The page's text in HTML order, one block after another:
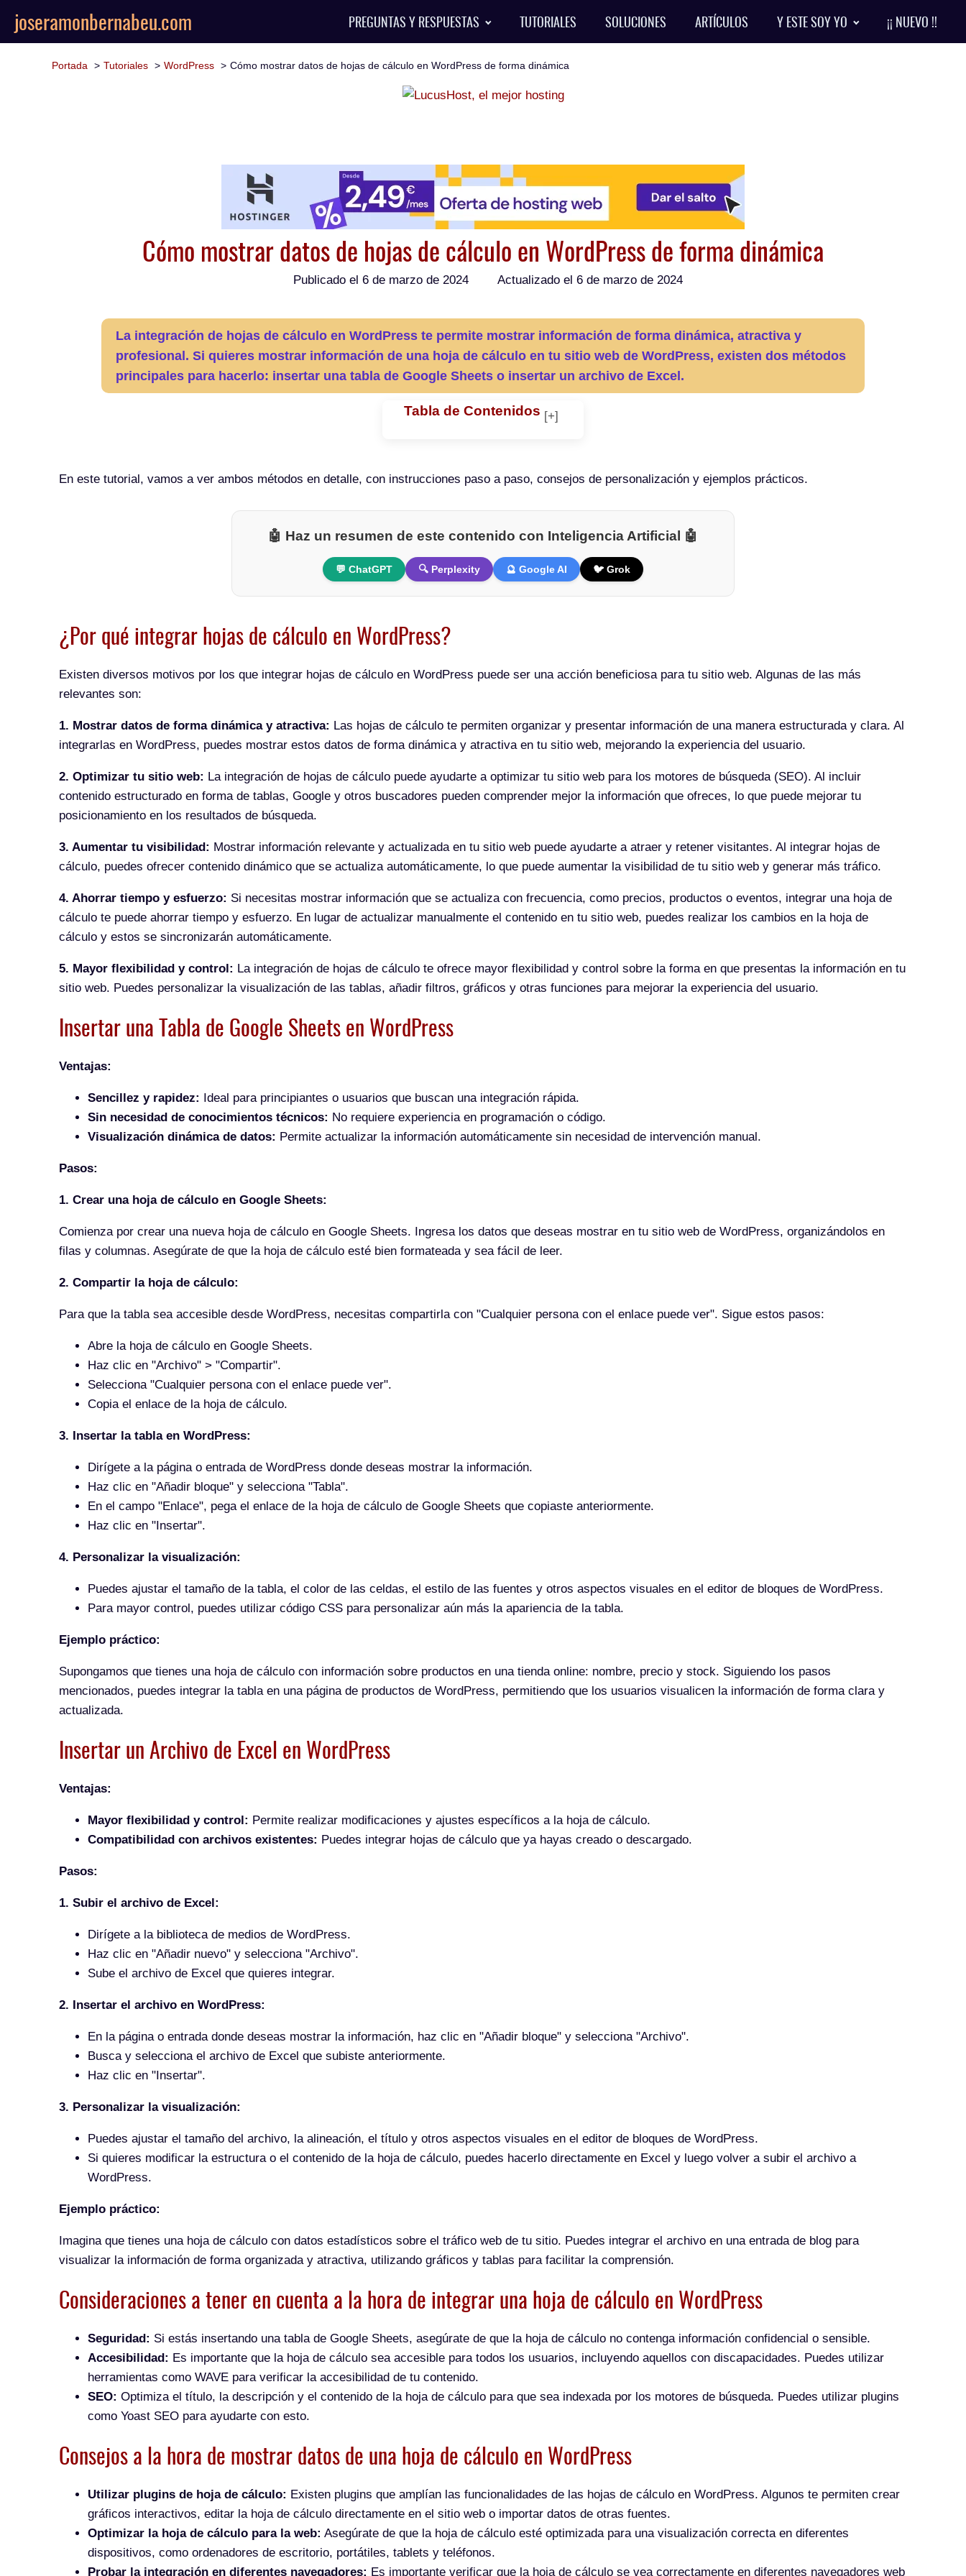
joseramonbernabeu.com PREGUNTAS Y RESPUESTAS TUTORIALES SOLUCIONES ARTÍCULOS Y ESTE SOY YO ¡¡ NUEVO !!
Portada Tutoriales WordPress Cómo mostrar datos de hojas de cálculo en WordPress de forma dinámica
Cómo mostrar datos de hojas de cálculo en WordPress de forma dinámica
Publicado el 6 de marzo de 2024 Actualizado el 6 de marzo de 2024
La integración de hojas de cálculo en WordPress te permite mostrar información de forma dinámica, atractiva y
profesional. Si quieres mostrar información de una hoja de cálculo en tu sitio web de WordPress, existen dos métodos
principales para hacerlo: insertar una tabla de Google Sheets o insertar un archivo de Excel.
Tabla de Contenidos
En este tutorial, vamos a ver ambos métodos en detalle, con instrucciones paso a paso, consejos de personalización y ejemplos prácticos.
🤖 Haz un resumen de este contenido con Inteligencia Artificial 🤖
💬 ChatGPT 🔍 Perplexity 🔮 Google AI 🐦 Grok
¿Por qué integrar hojas de cálculo en WordPress?
Existen diversos motivos por los que integrar hojas de cálculo en WordPress puede ser una acción beneficiosa para tu sitio web. Algunas de las más
relevantes son:
1. Mostrar datos de forma dinámica y atractiva: Las hojas de cálculo te permiten organizar y presentar información de una manera estructurada y clara. Al
integrarlas en WordPress, puedes mostrar estos datos de forma dinámica y atractiva en tu sitio web, mejorando la experiencia del usuario.
2. Optimizar tu sitio web: La integración de hojas de cálculo puede ayudarte a optimizar tu sitio web para los motores de búsqueda (SEO). Al incluir
contenido estructurado en forma de tablas, Google y otros buscadores pueden comprender mejor la información que ofreces, lo que puede mejorar tu
posicionamiento en los resultados de búsqueda.
3. Aumentar tu visibilidad: Mostrar información relevante y actualizada en tu sitio web puede ayudarte a atraer y retener visitantes. Al integrar hojas de
cálculo, puedes ofrecer contenido dinámico que se actualiza automáticamente, lo que puede aumentar la visibilidad de tu sitio web y generar más tráfico.
4. Ahorrar tiempo y esfuerzo: Si necesitas mostrar información que se actualiza con frecuencia, como precios, productos o eventos, integrar una hoja de
cálculo te puede ahorrar tiempo y esfuerzo. En lugar de actualizar manualmente el contenido en tu sitio web, puedes realizar los cambios en la hoja de
cálculo y estos se sincronizarán automáticamente.
5. Mayor flexibilidad y control: La integración de hojas de cálculo te ofrece mayor flexibilidad y control sobre la forma en que presentas la información en tu
sitio web. Puedes personalizar la visualización de las tablas, añadir filtros, gráficos y otras funciones para mejorar la experiencia del usuario.
Insertar una Tabla de Google Sheets en WordPress
Ventajas:
Sencillez y rapidez: Ideal para principiantes o usuarios que buscan una integración rápida.
Sin necesidad de conocimientos técnicos: No requiere experiencia en programación o código.
Visualización dinámica de datos: Permite actualizar la información automáticamente sin necesidad de intervención manual.
Pasos:
1. Crear una hoja de cálculo en Google Sheets:
Comienza por crear una nueva hoja de cálculo en Google Sheets. Ingresa los datos que deseas mostrar en tu sitio web de WordPress, organizándolos en
filas y columnas. Asegúrate de que la hoja de cálculo esté bien formateada y sea fácil de leer.
2. Compartir la hoja de cálculo:
Para que la tabla sea accesible desde WordPress, necesitas compartirla con "Cualquier persona con el enlace puede ver". Sigue estos pasos:
Abre la hoja de cálculo en Google Sheets.
Haz clic en "Archivo" > "Compartir".
Selecciona "Cualquier persona con el enlace puede ver".
Copia el enlace de la hoja de cálculo.
3. Insertar la tabla en WordPress:
Dirígete a la página o entrada de WordPress donde deseas mostrar la información.
Haz clic en "Añadir bloque" y selecciona "Tabla".
En el campo "Enlace", pega el enlace de la hoja de cálculo de Google Sheets que copiaste anteriormente.
Haz clic en "Insertar".
4. Personalizar la visualización:
Puedes ajustar el tamaño de la tabla, el color de las celdas, el estilo de las fuentes y otros aspectos visuales en el editor de bloques de WordPress.
Para mayor control, puedes utilizar código CSS para personalizar aún más la apariencia de la tabla.
Ejemplo práctico:
Supongamos que tienes una hoja de cálculo con información sobre productos en una tienda online: nombre, precio y stock. Siguiendo los pasos
mencionados, puedes integrar la tabla en una página de productos de WordPress, permitiendo que los usuarios visualicen la información de forma clara y
actualizada.
Insertar un Archivo de Excel en WordPress
Ventajas:
Mayor flexibilidad y control: Permite realizar modificaciones y ajustes específicos a la hoja de cálculo.
Compatibilidad con archivos existentes: Puedes integrar hojas de cálculo que ya hayas creado o descargado.
Pasos:
1. Subir el archivo de Excel:
Dirígete a la biblioteca de medios de WordPress.
Haz clic en "Añadir nuevo" y selecciona "Archivo".
Sube el archivo de Excel que quieres integrar.
2. Insertar el archivo en WordPress:
En la página o entrada donde deseas mostrar la información, haz clic en "Añadir bloque" y selecciona "Archivo".
Busca y selecciona el archivo de Excel que subiste anteriormente.
Haz clic en "Insertar".
3. Personalizar la visualización:
Puedes ajustar el tamaño del archivo, la alineación, el título y otros aspectos visuales en el editor de bloques de WordPress.
Si quieres modificar la estructura o el contenido de la hoja de cálculo, puedes hacerlo directamente en Excel y luego volver a subir el archivo a
WordPress.
Ejemplo práctico:
Imagina que tienes una hoja de cálculo con datos estadísticos sobre el tráfico web de tu sitio. Puedes integrar el archivo en una entrada de blog para
visualizar la información de forma organizada y atractiva, utilizando gráficos y tablas para facilitar la comprensión.
Consideraciones a tener en cuenta a la hora de integrar una hoja de cálculo en WordPress
Seguridad: Si estás insertando una tabla de Google Sheets, asegúrate de que la hoja de cálculo no contenga información confidencial o sensible.
Accesibilidad: Es importante que la hoja de cálculo sea accesible para todos los usuarios, incluyendo aquellos con discapacidades. Puedes utilizar
herramientas como WAVE para verificar la accesibilidad de tu contenido.
SEO: Optimiza el título, la descripción y el contenido de la hoja de cálculo para que sea indexada por los motores de búsqueda. Puedes utilizar plugins
como Yoast SEO para ayudarte con esto.
Consejos a la hora de mostrar datos de una hoja de cálculo en WordPress
Utilizar plugins de hoja de cálculo: Existen plugins que amplían las funcionalidades de las hojas de cálculo en WordPress. Algunos te permiten crear
gráficos interactivos, editar la hoja de cálculo directamente en el sitio web o importar datos de otras fuentes.
Optimizar la hoja de cálculo para la web: Asegúrate de que la hoja de cálculo esté optimizada para una visualización correcta en diferentes
dispositivos, como ordenadores de escritorio, portátiles, tablets y teléfonos.
Probar la integración en diferentes navegadores: Es importante verificar que la hoja de cálculo se vea correctamente en diferentes navegadores web